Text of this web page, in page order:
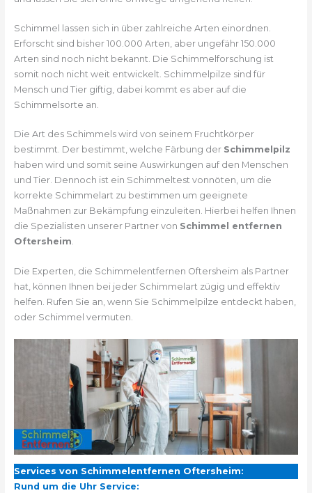
Schimmel lassen sich in über zahlreiche Arten einordnen.
Erforscht sind bisher 100.000 Arten, aber ungefähr 150.000
Arten sind noch nicht bekannt. Die Schimmelforschung ist
somit noch nicht weit entwickelt. Schimmelpilze sind für
Mensch und Tier giftig, dabei kommt es aber auf die
Schimmelsorte an.
Die Art des Schimmels wird von seinem Fruchtkörper
bestimmt. Der bestimmt, welche Färbung der Schimmelpilz
haben wird und somit seine Auswirkungen auf den Menschen
und Tier. Dennoch ist ein Schimmeltest vonnöten, um die
korrekte Schimmelart zu bestimmen um geeignete
Maßnahmen zur Bekämpfung einzuleiten. Hierbei helfen Ihnen
die Spezialisten unserer Partner von Schimmel entfernen
Oftersheim.
Die Experten, die Schimmelentfernen Oftersheim als Partner
hat, können Ihnen bei jeder Schimmelart zügig und effektiv
helfen. Rufen Sie an, wenn Sie Schimmelpilze entdeckt haben,
oder Schimmel vermuten.
Services von Schimmelentfernen Oftersheim:
Rund um die Uhr Service: